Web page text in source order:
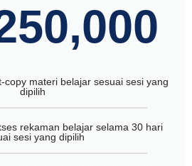
copy materi belajar sesuai sesi yang
dipilih
rekaman belajar selama 30 hari
sesi yang dipilih